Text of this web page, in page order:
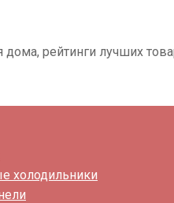
рейтинги лучших
холодильники